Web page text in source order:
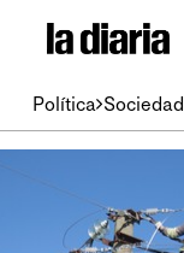
Política Sociedad